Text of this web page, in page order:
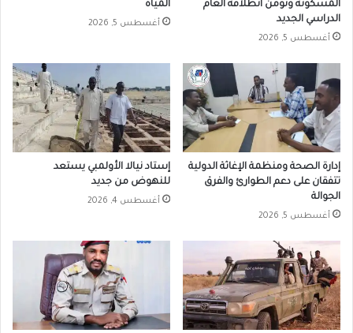
المسكونة وتؤمن انطلاقة العام
الدراسي الجديد
أغسطس 5, 2026
المياه
أغسطس 5, 2026
إدارة الصحة ومنظمة الإغاثة الدولية
تتفقان على دعم الطوارئ والفرق
الجوالة
أغسطس 5, 2026
إستاد نيالا الأولمبي يستعد
للنهوض من جديد
أغسطس 4, 2026